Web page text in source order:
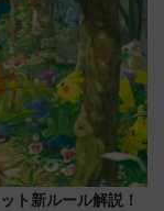
ト新ルール解説！